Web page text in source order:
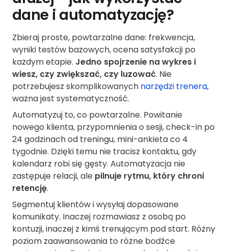
dane i automatyzację?
Zbieraj proste, powtarzalne dane: frekwencja,
wyniki testów bazowych, ocena satysfakcji po
każdym etapie. Jedno spojrzenie na wykres i
wiesz, czy zwiększać, czy luzować. Nie
potrzebujesz skomplikowanych narzędzi trenera,
ważna jest systematyczność.
Automatyzuj to, co powtarzalne. Powitanie
nowego klienta, przypomnienia o sesji, check-in po
24 godzinach od treningu, mini-ankieta co 4
tygodnie. Dzięki temu nie tracisz kontaktu, gdy
kalendarz robi się gęsty. Automatyzacja nie
zastępuje relacji, ale pilnuje rytmu, który chroni
retencję.
Segmentuj klientów i wysyłaj dopasowane
komunikaty. Inaczej rozmawiasz z osobą po
kontuzji, inaczej z kimś trenującym pod start. Różny
poziom zaawansowania to różne bodźce